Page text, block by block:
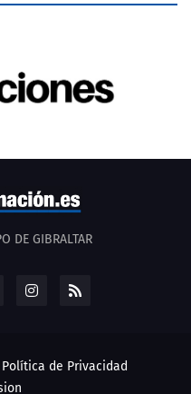
DE GIBRALTAR
de Privacidad